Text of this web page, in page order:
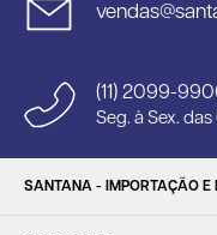
(11) 2099-
Seg. à Sex. das
SANTANA - IMPORTAÇÃO E